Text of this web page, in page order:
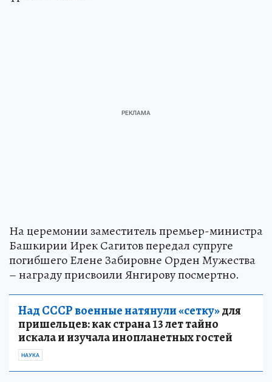
На церемонии заместитель премьер-министра
Башкирии Ирек Сагитов передал супруге
погибшего Елене Забировне Орден Мужества
– награду присвоили Янгирову посмертно.
Над СССР военные натянули «сетку»для
пришельцев: как страна 13 лет тайно
искала и изучала инопланетных гостей
НАУКА